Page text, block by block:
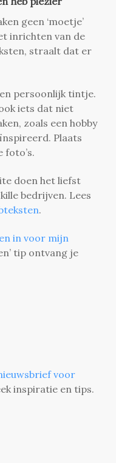
geen ‘moetje’
inrichten van de
straalt dat er
persoonlijk tintje.
iets dat niet
zoals een hobby
Plaats
foto’s.
doen het liefst
bedrijven. Lees
.
in voor mijn
tip ontvang je
voor
inspiratie en tips.